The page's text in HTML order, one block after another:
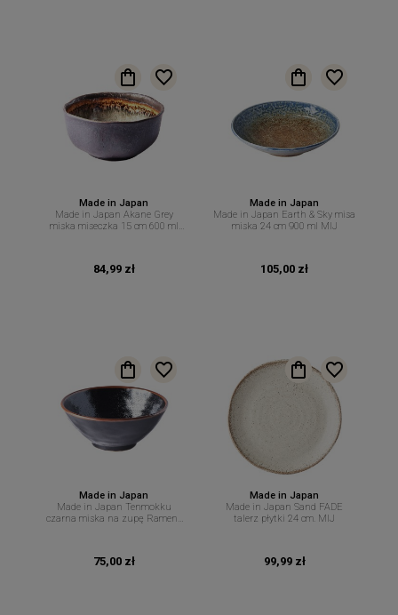
Made in Japan
Made in Japan Akane Grey
miska miseczka 15 cm 600 ml
84,99 zł
Made in Japan
Made in Japan Earth & Sky misa
miska 24 cm 900 ml MIJ
105,00 zł
Made in Japan
Made in Japan Tenmokku
czarna miska na zupę Ramen ,
75,00 zł
Made in Japan
Made in Japan Sand FADE
talerz płytki 24 cm. MIJ
99,99 zł